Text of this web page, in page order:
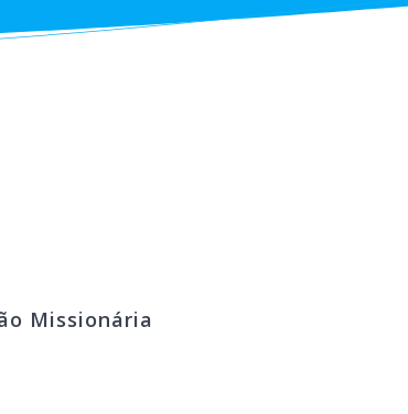
Missionária